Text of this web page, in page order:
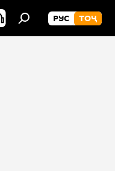
РУС ТОҶ